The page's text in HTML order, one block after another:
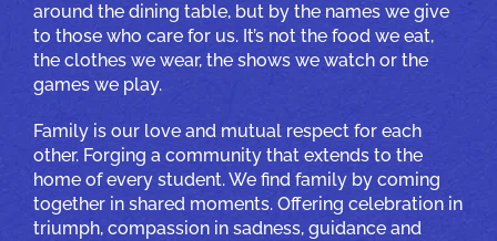
around the dining table, but by the names we give
to those who care for us. It’s not the food we eat,
the clothes we wear, the shows we watch or the
games we play.
Family is our love and mutual respect for each
other. Forging a community that extends to the
home of every student. We find family by coming
together in shared moments. Offering celebration in
triumph, compassion in sadness, guidance and